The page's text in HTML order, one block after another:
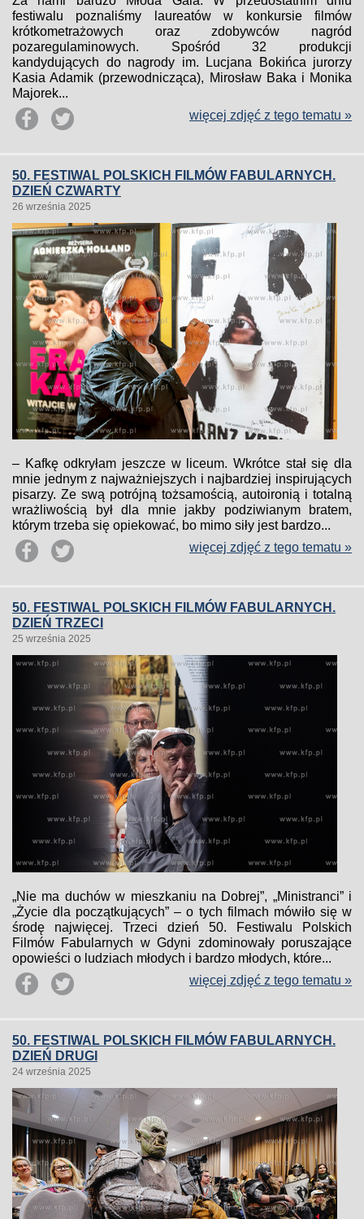
festiwalu poznaliśmy laureatów w konkursie filmów
krótkometrażowych oraz zdobywców nagród
pozaregulaminowych. Spośród 32 produkcji
kandydujących do nagrody im. Lucjana Bokińca jurorzy
Kasia Adamik (przewodnicząca), Mirosław Baka i Monika
Majorek...
więcej zdjęć z tego tematu »
50. FESTIWAL POLSKICH FILMÓW FABULARNYCH.
DZIEŃ CZWARTY
26 września 2025
– Kafkę odkryłam jeszcze w liceum. Wkrótce stał się dla
mnie jednym z najważniejszych i najbardziej inspirujących
pisarzy. Ze swą potrójną tożsamością, autoironią i totalną
wrażliwością był dla mnie jakby podziwianym bratem,
którym trzeba się opiekować, bo mimo siły jest bardzo...
więcej zdjęć z tego tematu »
50. FESTIWAL POLSKICH FILMÓW FABULARNYCH.
DZIEŃ TRZECI
25 września 2025
„Nie ma duchów w mieszkaniu na Dobrej”, „Ministranci” i
„Życie dla początkujących” – o tych filmach mówiło się w
środę najwięcej. Trzeci dzień 50. Festiwalu Polskich
Filmów Fabularnych w Gdyni zdominowały poruszające
opowieści o ludziach młodych i bardzo młodych, które...
więcej zdjęć z tego tematu »
50. FESTIWAL POLSKICH FILMÓW FABULARNYCH.
DZIEŃ DRUGI
24 września 2025